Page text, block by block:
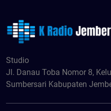
Studio
Jl. Danau Toba Nomor 8,
Sumbersari Kabupaten